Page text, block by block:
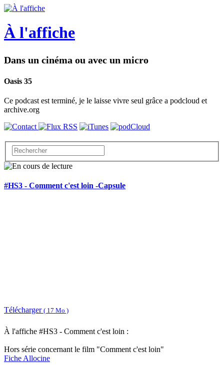
À l'affiche
Dans un cinéma ou avec un micro
Oasis 35
Ce podcast est terminé, je le laisse vivre seul grâce a podcloud et
archive.org
#HS3 - Comment c'est loin -Capsule
Télécharger ( 17 Mo )
À l'affiche #HS3 - Comment c'est loin :
Hors série concernant le film "Comment c'est loin"
Fiche Allocine